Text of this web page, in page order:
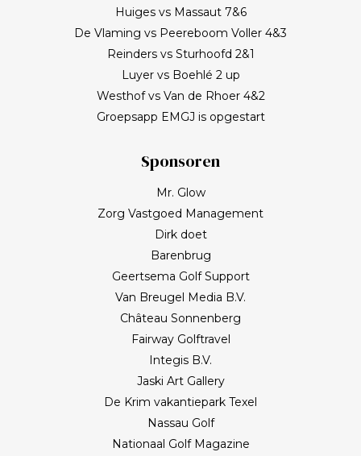
Huiges vs Massaut 7&6
De Vlaming vs Peereboom Voller 4&3
Reinders vs Sturhoofd 2&1
Luyer vs Boehlé 2 up
Westhof vs Van de Rhoer 4&2
Groepsapp EMGJ is opgestart
Sponsoren
Mr. Glow
Zorg Vastgoed Management
Dirk doet
Barenbrug
Geertsema Golf Support
Van Breugel Media B.V.
Château Sonnenberg
Fairway Golftravel
Integis B.V.
Jaski Art Gallery
De Krim vakantiepark Texel
Nassau Golf
Nationaal Golf Magazine